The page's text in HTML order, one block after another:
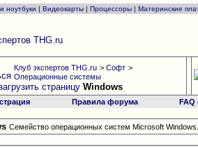
ноутбуки | Видеокарты | Процессоры | Материнские
Клуб экспертов THG.ru > Софт >
Операционные системы
Windows
Правила форума
Семейство операционных систем Microsoft